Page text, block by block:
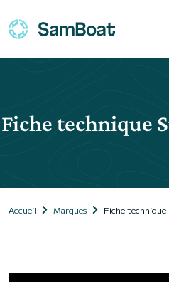
Fiche technique
Accueil Marques Fiche